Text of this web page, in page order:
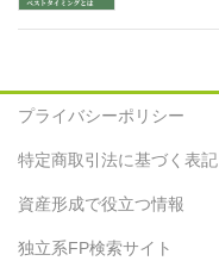
プライバシーポリシー
特定商取引法に基づく表記
資産形成で役立つ情報
独立系FP検索サイト